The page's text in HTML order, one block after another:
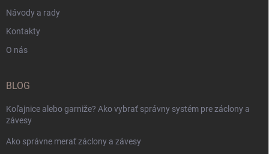
Návody a rady
Kontakty
O nás
BLOG
Koľajnice alebo garniže? Ako vybrať správny systém pre záclony a
závesy
Ako správne merať záclony a závesy